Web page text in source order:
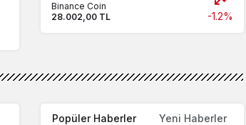
Binance Coin
28.002,00 TL
-1.2%
Popüler Haberler Yeni Haberler